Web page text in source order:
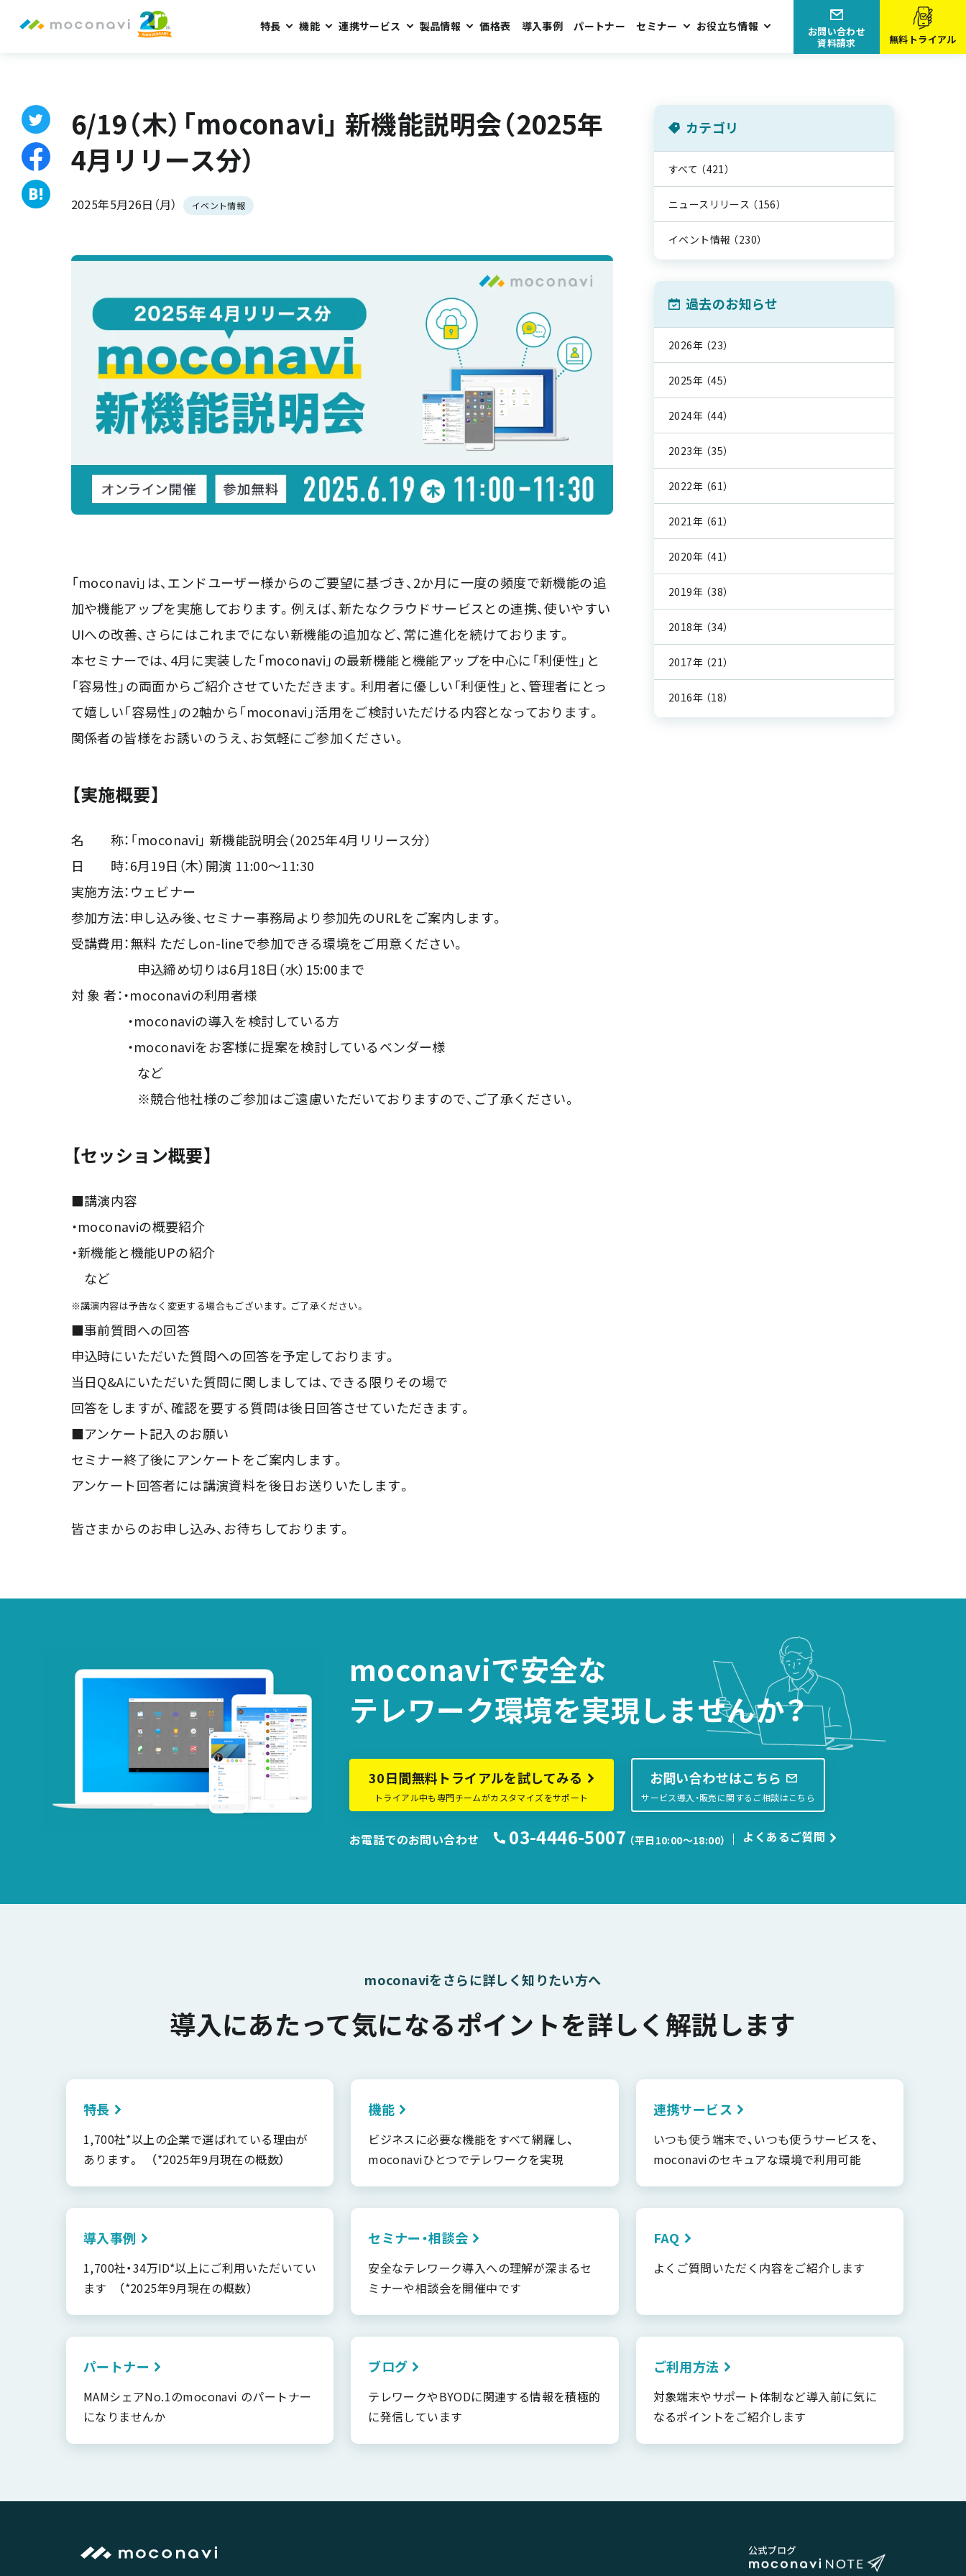
特長 機能 連携サービス 製品情報 価格表 導入事例 パートナー セミナー お役立ち情報
無料トライアル
お問い合わせ
資料請求
6/19（木）「moconavi」 新機能説明会（2025年
4月リリース分）
2025年5月26日（月） イベント情報
「moconavi」は、エンドユーザー様からのご要望に基づき、2か月に一度の頻度で新機能の追
加や機能アップを実施しております。例えば、新たなクラウドサービスとの連携、使いやすい
UIへの改善、さらにはこれまでにない新機能の追加など、常に進化を続けております。
本セミナーでは、4月に実装した「moconavi」の最新機能と機能アップを中心に「利便性」と
「容易性」の両面からご紹介させていただきます。利用者に優しい「利便性」と、管理者にとっ
て嬉しい「容易性」の2軸から「moconavi」活用をご検討いただける内容となっております。
関係者の皆様をお誘いのうえ、お気軽にご参加ください。
【実施概要】
名 称：「moconavi」 新機能説明会（2025年4月リリース分）
日 時：6月19日（木）開演 11:00～11:30
実施方法：ウェビナー
参加方法：申し込み後、セミナー事務局より参加先のURLをご案内します。
受講費用：無料 ただしon-lineで参加できる環境をご用意ください。
申込締め切りは6月18日（水）15:00まで
対 象 者：・moconaviの利用者様
・moconaviの導入を検討している方
・moconaviをお客様に提案を検討しているベンダー様
など
※競合他社様のご参加はご遠慮いただいておりますので、ご了承ください。
【セッション概要】
■講演内容
・moconaviの概要紹介
・新機能と機能UPの紹介
など
※講演内容は予告なく変更する場合もございます。ご了承ください。
■事前質問への回答
申込時にいただいた質問への回答を予定しております。
当日Q&Aにいただいた質問に関しましては、できる限りその場で
回答をしますが、確認を要する質問は後日回答させていただきます。
■アンケート記入のお願い
セミナー終了後にアンケートをご案内します。
アンケート回答者には講演資料を後日お送りいたします。
皆さまからのお申し込み、お待ちしております。
カテゴリ
すべて （421）
ニュースリリース （156）
イベント情報 （230）
過去のお知らせ
2026年 （23）
2025年 （45）
2024年 （44）
2023年 （35）
2022年 （61）
2021年 （61）
2020年 （41）
2019年 （38）
2018年 （34）
2017年 （21）
2016年 （18）
moconaviで安全な
テレワーク環境を実現しませんか？
30日間無料トライアルを試してみる
トライアル中も専門チームがカスタマイズをサポート
お問い合わせはこちら
サービス導入・販売に関するご相談はこちら
お電話でのお問い合わせ 03-4446-5007 （平日10:00〜18:00） よくあるご質問
moconaviをさらに詳しく知りたい方へ
導入にあたって気になるポイントを詳しく解説します
特長
1,700社*以上の企業で選ばれている理由が
あります。 （*2025年9月現在の概数）
機能
ビジネスに必要な機能をすべて網羅し、
moconaviひとつでテレワークを実現
連携サービス
いつも使う端末で、いつも使うサービスを、
moconaviのセキュアな環境で利用可能
導入事例
1,700社・34万ID*以上にご利用いただいてい
ます （*2025年9月現在の概数）
セミナー・相談会
安全なテレワーク導入への理解が深まるセ
ミナーや相談会を開催中です
FAQ
よくご質問いただく内容をご紹介します
パートナー
MAMシェアNo.1のmoconavi のパートナー
になりませんか
ブログ
テレワークやBYODに関連する情報を積極的
に発信しています
ご利用方法
対象端末やサポート体制など導入前に気に
なるポイントをご紹介します